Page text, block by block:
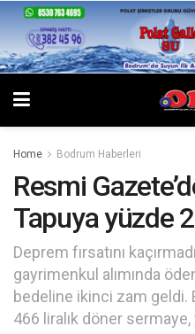
Home Bodrum Haberleri
Resmi
Tapuya yüzde
Deprem fırsatını
gayrimenkul alımında
bedeline ikinci zam geldi.
466 liralık döner